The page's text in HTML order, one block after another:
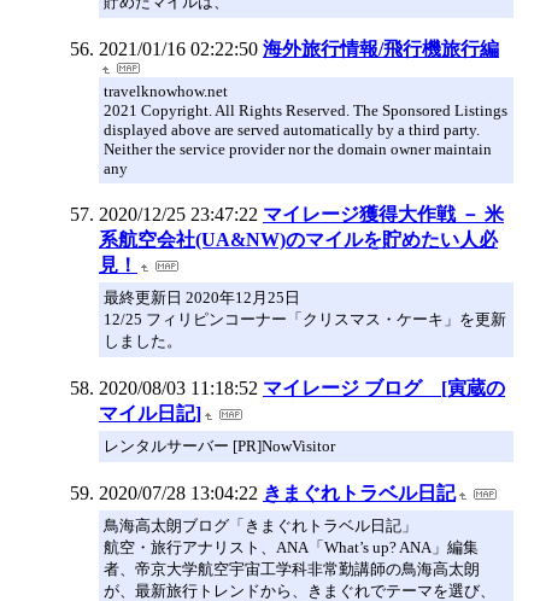
2021/01/16 02:22:50 海外旅行情報/飛行機旅行編
travelknowhow.net
2021 Copyright. All Rights Reserved. The Sponsored Listings
displayed above are served automatically by a third party.
Neither the service provider nor the domain owner maintain
any
2020/12/25 23:47:22 マイレージ獲得大作戦 － 米
系航空会社(UA&NW)のマイルを貯めたい人必
見！
最終更新日 2020年12月25日
12/25 フィリピンコーナー「クリスマス・ケーキ」を更新
しました。
2020/08/03 11:18:52 マイレージ ブログ [寅蔵の
マイル日記]
レンタルサーバー [PR]NowVisitor
2020/07/28 13:04:22 きまぐれトラベル日記
鳥海高太朗ブログ「きまぐれトラベル日記」
航空・旅行アナリスト、ANA「What’s up? ANA」編集
者、帝京大学航空宇宙工学科非常勤講師の鳥海高太朗
が、最新旅行トレンドから、きまぐれでテーマを選び、